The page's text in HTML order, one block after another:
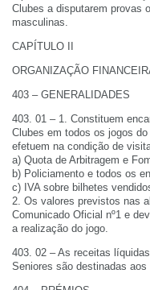
Clubes a disputarem provas
masculinas.
CAPÍTULO II
ORGANIZAÇÃO
403 – GENERALIDADES
403. 01 – 1. Constituem
Clubes em todos os jogos
efetuem na condição de
a) Quota de Arbitragem e
b) Policiamento e todos os
c) IVA sobre bilhetes
2. Os valores previstos nas
Comunicado Oficial nº1 e
a realização do jogo.
403. 02 – As receitas
Seniores são destinadas